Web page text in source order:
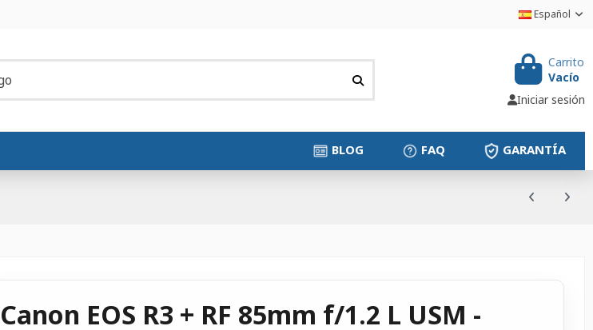
Español
Carrito
Vacío
Iniciar sesión
GARANTÍA
FAQ
BLOG
Canon EOS R3 + RF 85mm f/1.2 L USM -